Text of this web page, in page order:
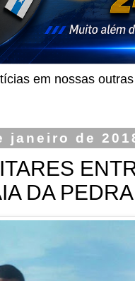
em nossas
janeiro de
DA